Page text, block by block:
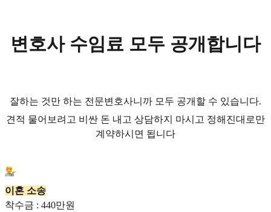
변호사 수임료 모두 공개합니다
잘하는 것만 하는 전문변호사니까 모두 공개할 수 있습니다.
견적 물어보려고 비싼 돈 내고 상담하지 마시고 정해진대로만
계약하시면 됩니다
이혼 소송
착수금 : 440만원